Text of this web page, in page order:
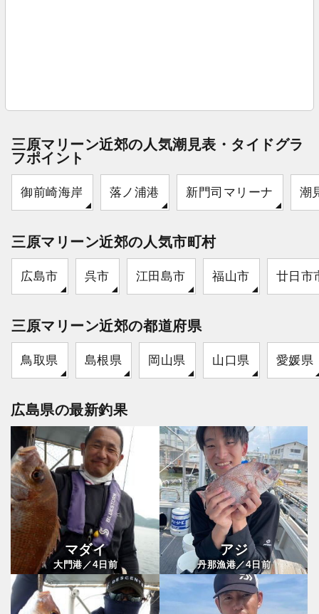
三原マリーン近郊の人気潮見表・タイドグラ
フポイント
御前崎海岸 落ノ浦港 新門司マリーナ 潮
三原マリーン近郊の人気市町村
広島市 呉市 江田島市 福山市 廿日市
三原マリーン近郊の都道府県
鳥取県 島根県 岡山県 山口県 愛媛県
広島県の最新釣果
マダイ
大門港／4 日前
アジ
丹那漁港／4日前